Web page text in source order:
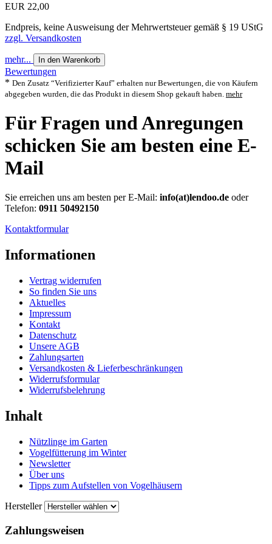
EUR 22,00
Endpreis, keine Ausweisung der Mehrwertsteuer gemäß § 19 UStG
zzgl. Versandkosten
mehr... In den Warenkorb
Bewertungen
* Den Zusatz “Verifizierter Kauf” erhalten nur Bewertungen, die von Käufern
abgegeben wurden, die das Produkt in diesem Shop gekauft haben. mehr
Für Fragen und Anregungen
schicken Sie am besten eine E-
Mail
Sie erreichen uns am besten per E-Mail: info(at)lendoo.de oder
Telefon: 0911 50492150
Kontaktformular
Informationen
Vertrag widerrufen
So finden Sie uns
Aktuelles
Impressum
Kontakt
Datenschutz
Unsere AGB
Zahlungsarten
Versandkosten & Lieferbeschränkungen
Widerrufsformular
Widerrufsbelehrung
Inhalt
Nützlinge im Garten
Vogelfütterung im Winter
Newsletter
Über uns
Tipps zum Aufstellen von Vogelhäusern
Hersteller
Zahlungsweisen